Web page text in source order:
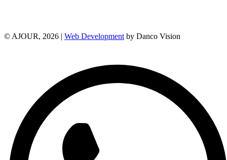
© AJOUR, 2026 | Web Development by Danco Vision